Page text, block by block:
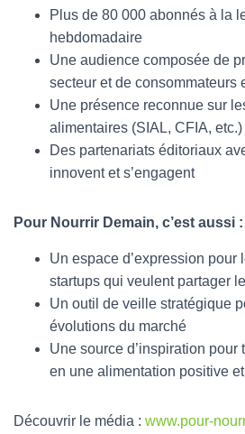
Plus de 80 000 abonnés à la
hebdomadaire
Une audience composée de
secteur et de consommateurs
Une présence reconnue sur
alimentaires (SIAL, CFIA, etc.)
Des partenariats éditoriaux
innovent et s’engagent
Pour Nourrir Demain, c’est aussi :
Un espace d’expression pour
startups qui veulent partager
Un outil de veille stratégique
évolutions du marché
Une source d’inspiration pour
en une alimentation positive
Découvrir le média : www.pour-